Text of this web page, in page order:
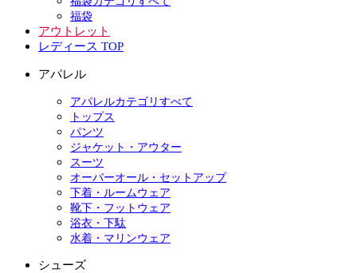
福袋
アウトレット
レディース TOP
アパレル
アパレルカテゴリすべて
トップス
パンツ
ジャケット・アウター
スーツ
オーバーオール・セットアップ
下着・ルームウェア
靴下・フットウェア
浴衣・下駄
水着・マリンウェア
シューズ